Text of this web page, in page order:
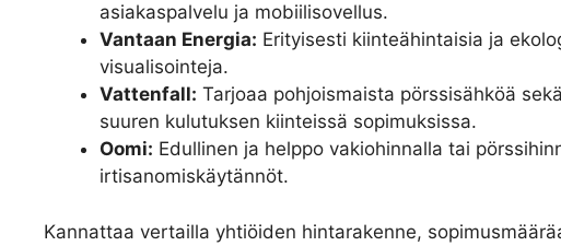
asiakaspalvelu ja mobiilisovellus.
Vantaan Energia: Erityisesti kiinteähintaisia ja
visualisointeja.
Vattenfall: Tarjoaa pohjoismaista pörssisähköä
suuren kulutuksen kiinteissä sopimuksissa.
Oomi: Edullinen ja helppo vakiohinnalla tai
irtisanomiskäytännöt.
Kannattaa vertailla yhtiöiden hintarakenne,